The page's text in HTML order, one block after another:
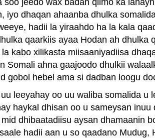
iyo dhaqan ahaanba dhulka
hadii la yiraahdo ha la kala
qaarkiis ayaa Hodan ah dhulka
kabo xilikasta miisaaniyadiisa
Somali ahna gaajoodo dhulkii
gobol hebel ama si dadban loogu
leeyahay oo uu waliba somalida u
haykal dhisan oo u sameysan inuu
dhibaatadiisu aysan dhamaanin
hadii aan u so qaadano Mudug,